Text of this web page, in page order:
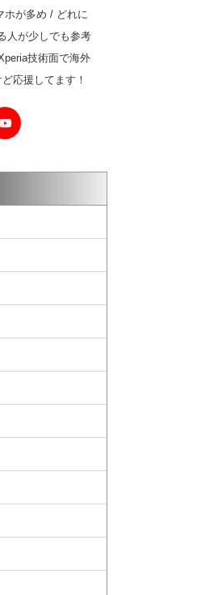
ホが多め / どれに
人が少しでも参考
技術面で海外
応援してます！